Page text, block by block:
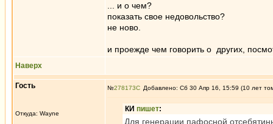
... и о чем?
показать свое недовольство?
не ново.
и проежде чем говорить о других,
Наверх
Гость
Откуда: Wayne
№278173 Добавлено: Сб 30 Апр 16, 15:59 (10 лет
КИ пишет:
Для генерации пафосной